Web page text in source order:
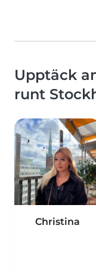
Upptäck
runt
Christina